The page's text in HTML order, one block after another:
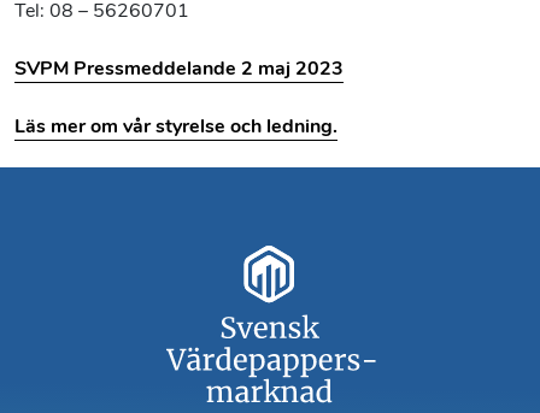
Tel: 08 – 56260701
SVPM Pressmeddelande 2 maj 2023
Läs mer om vår styrelse och ledning.